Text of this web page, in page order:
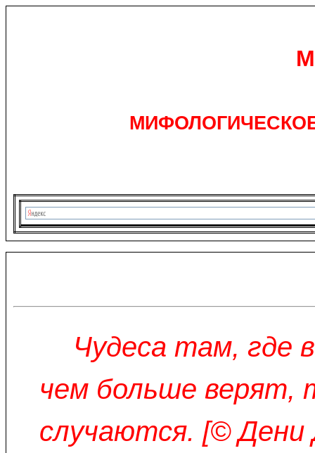
Чудеса там, где
чем больше верят,
случаются. [© Дени